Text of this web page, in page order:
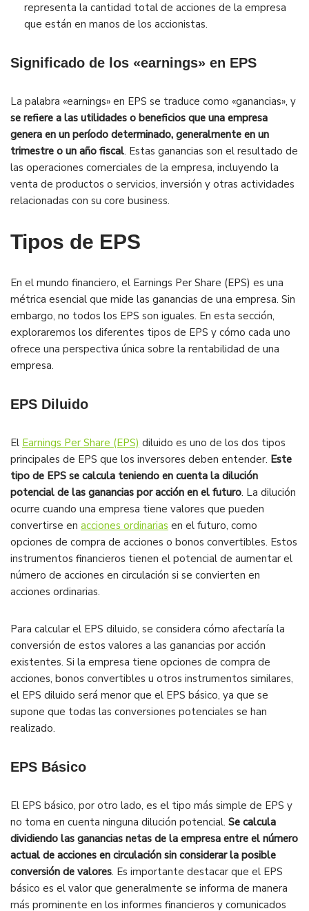
representa la cantidad total de acciones de la empresa
que están en manos de los accionistas.
Significado de los «earnings» en EPS
La palabra «earnings» en EPS se traduce como «ganancias», y
se refiere a las utilidades o beneficios que una empresa
genera en un período determinado, generalmente en un
trimestre o un año fiscal. Estas ganancias son el resultado de
las operaciones comerciales de la empresa, incluyendo la
venta de productos o servicios, inversión y otras actividades
relacionadas con su core business.
Tipos de EPS
En el mundo financiero, el Earnings Per Share (EPS) es una
métrica esencial que mide las ganancias de una empresa. Sin
embargo, no todos los EPS son iguales. En esta sección,
exploraremos los diferentes tipos de EPS y cómo cada uno
ofrece una perspectiva única sobre la rentabilidad de una
empresa.
EPS Diluido
El Earnings Per Share (EPS) diluido es uno de los dos tipos
principales de EPS que los inversores deben entender. Este
tipo de EPS se calcula teniendo en cuenta la dilución
potencial de las ganancias por acción en el futuro. La dilución
ocurre cuando una empresa tiene valores que pueden
convertirse en acciones ordinarias en el futuro, como
opciones de compra de acciones o bonos convertibles. Estos
instrumentos financieros tienen el potencial de aumentar el
número de acciones en circulación si se convierten en
acciones ordinarias.
Para calcular el EPS diluido, se considera cómo afectaría la
conversión de estos valores a las ganancias por acción
existentes. Si la empresa tiene opciones de compra de
acciones, bonos convertibles u otros instrumentos similares,
el EPS diluido será menor que el EPS básico, ya que se
supone que todas las conversiones potenciales se han
realizado.
EPS Básico
El EPS básico, por otro lado, es el tipo más simple de EPS y
no toma en cuenta ninguna dilución potencial. Se calcula
dividiendo las ganancias netas de la empresa entre el número
actual de acciones en circulación sin considerar la posible
conversión de valores. Es importante destacar que el EPS
básico es el valor que generalmente se informa de manera
más prominente en los informes financieros y comunicados